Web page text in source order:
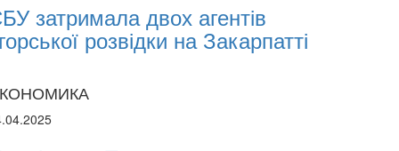
затримала двох агентів
розвідки на Закарпатті